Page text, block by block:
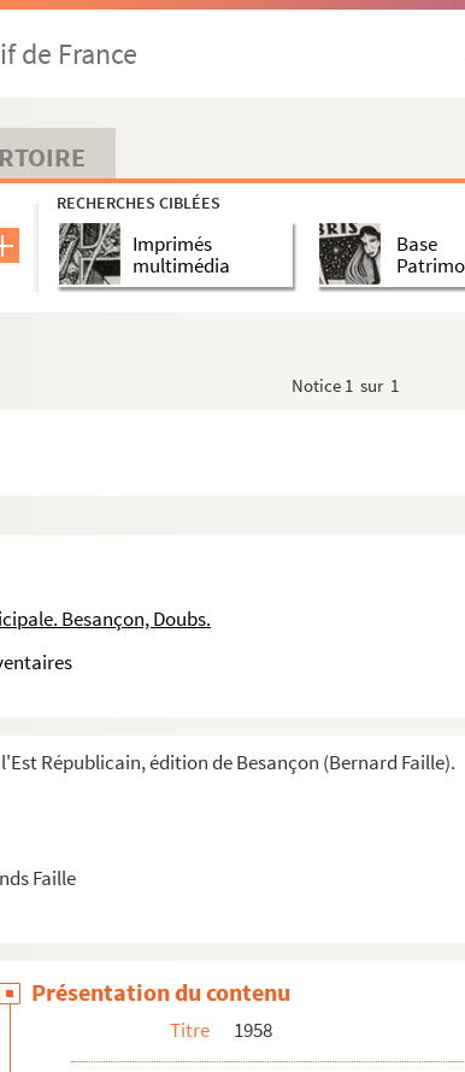
de France
RECHERCHES CIBLÉES
Imprimés
multimédia
Base
Notice 1 sur 1
Besançon, Doubs.
Républicain, édition de Besançon (Bernard Faille).
Faille
Présentation du contenu
Titre 1958